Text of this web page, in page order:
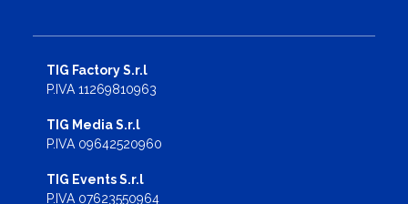
TIG Factory S.r.l
P.IVA 11269810963
TIG Media S.r.l
P.IVA 09642520960
TIG Events S.r.l
P.IVA 07623550964